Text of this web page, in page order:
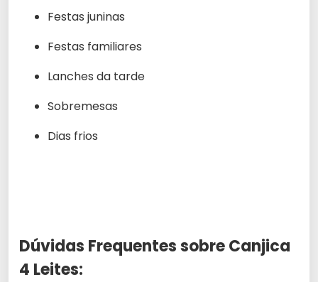
Festas juninas
Festas familiares
Lanches da tarde
Sobremesas
Dias frios
Dúvidas Frequentes sobre Canjica
4 Leites: